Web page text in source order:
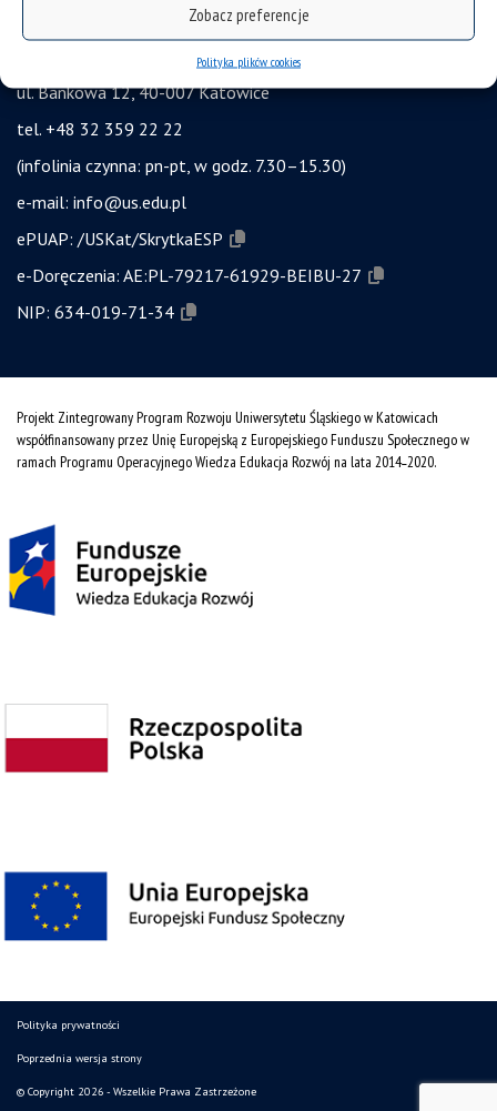
Zobacz preferencje
Polityka plików cookies
Uniwersytet Śląski w Katowicach
ul. Bankowa 12, 40-007 Katowice
tel. +48 32 359 22 22
(infolinia czynna: pn-pt, w godz. 7.30–15.30)
e-mail: info@us.edu.pl
ePUAP: /USKat/SkrytkaESP
e-Doręczenia: AE:PL-79217-61929-BEIBU-27
NIP: 634-019-71-34
Projekt Zintegrowany Program Rozwoju Uniwersytetu Śląskiego w Katowicach
współfinansowany przez Unię Europejską z Europejskiego Funduszu Społecznego w
ramach Programu Operacyjnego Wiedza Edukacja Rozwój na lata 2014˗2020.
Polityka prywatności
Poprzednia wersja strony
© Copyright 2026 - Wszelkie Prawa Zastrzeżone